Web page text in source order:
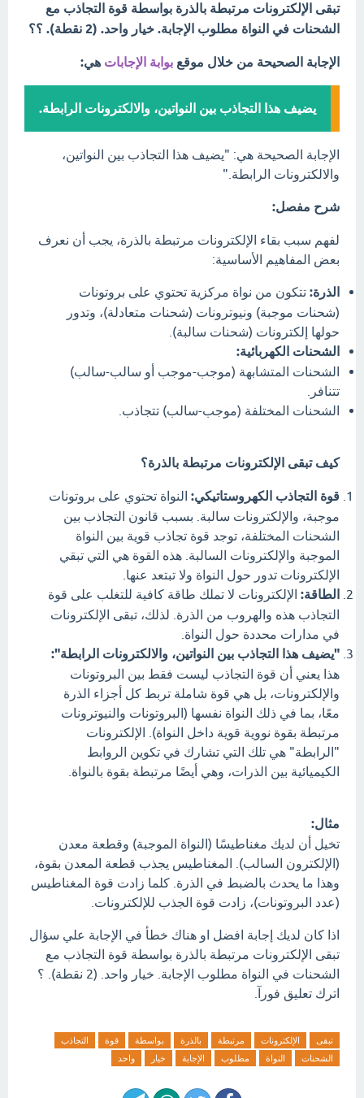
تبقى الإلكترونات مرتبطة بالذرة بواسطة قوة التجاذب مع
الشحنات في النواة مطلوب الإجابة. خيار واحد. (2 نقطة). ؟؟
الإجابة الصحيحة من خلال موقع بوابة الإجابات هي:
يضيف هذا التجاذب بين النواتين، والالكترونات الرابطة.
الإجابة الصحيحة هي: "يضيف هذا التجاذب بين النواتين،
والالكترونات الرابطة."
شرح مفصل:
لفهم سبب بقاء الإلكترونات مرتبطة بالذرة، يجب أن نعرف
بعض المفاهيم الأساسية:
الذرة: تتكون من نواة مركزية تحتوي على بروتونات
(شحنات موجبة) ونيوترونات (شحنات متعادلة)، وتدور
حولها إلكترونات (شحنات سالبة).
الشحنات الكهربائية:
الشحنات المتشابهة (موجب-موجب أو سالب-سالب)
تتنافر.
الشحنات المختلفة (موجب-سالب) تتجاذب.
كيف تبقى الإلكترونات مرتبطة بالذرة؟
قوة التجاذب الكهروستاتيكي: النواة تحتوي على بروتونات
موجبة، والإلكترونات سالبة. بسبب قانون التجاذب بين
الشحنات المختلفة، توجد قوة تجاذب قوية بين النواة
الموجبة والإلكترونات السالبة. هذه القوة هي التي تبقي
الإلكترونات تدور حول النواة ولا تبتعد عنها.
الطاقة: الإلكترونات لا تملك طاقة كافية للتغلب على قوة
التجاذب هذه والهروب من الذرة. لذلك، تبقى الإلكترونات
في مدارات محددة حول النواة.
"يضيف هذا التجاذب بين النواتين، والالكترونات الرابطة":
هذا يعني أن قوة التجاذب ليست فقط بين البروتونات
والإلكترونات، بل هي قوة شاملة تربط كل أجزاء الذرة
معًا، بما في ذلك النواة نفسها (البروتونات والنيوترونات
مرتبطة بقوة نووية قوية داخل النواة). الإلكترونات
"الرابطة" هي تلك التي تشارك في تكوين الروابط
الكيميائية بين الذرات، وهي أيضًا مرتبطة بقوة بالنواة.
مثال:
تخيل أن لديك مغناطيسًا (النواة الموجبة) وقطعة معدن
(الإلكترون السالب). المغناطيس يجذب قطعة المعدن بقوة،
وهذا ما يحدث بالضبط في الذرة. كلما زادت قوة المغناطيس
(عدد البروتونات)، زادت قوة الجذب للإلكترونات.
اذا كان لديك إجابة افضل او هناك خطأ في الإجابة علي سؤال
تبقى الإلكترونات مرتبطة بالذرة بواسطة قوة التجاذب مع
الشحنات في النواة مطلوب الإجابة. خيار واحد. (2 نقطة). ؟
اترك تعليق فورآ.
تبقى الإلكترونات مرتبطة بالذرة بواسطة قوة
التجاذب
الشحنات
النواة مطلوب الإجابة خيار واحد